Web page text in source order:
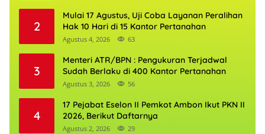
2
Mulai 17 Agustus, Uji Coba Layanan Peralihan
Hak 10 Hari di 15 Kantor Pertanahan
Agustus 4, 2026 63
3
Menteri ATR/BPN : Pengukuran Terjadwal
Sudah Berlaku di 400 Kantor Pertanahan
Agustus 3, 2026 56
4
17 Pejabat Eselon II Pemkot Ambon Ikut PKN II
2026, Berikut Daftarnya
Agustus 2, 2026 29